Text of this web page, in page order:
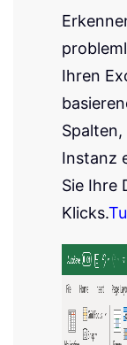
Ein
Ihnen
arbeiten